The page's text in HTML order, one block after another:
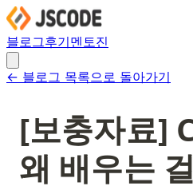
블로그후기멘토진
← 블로그 목록으로 돌아가기
[보충자료]
왜 배우는